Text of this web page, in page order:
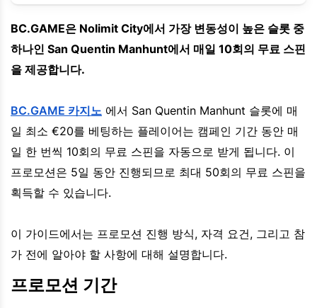
BC.GAME은 Nolimit City에서 가장 변동성이 높은 슬롯 중
하나인 San Quentin Manhunt에서 매일 10회의 무료 스핀
을 제공합니다.
BC.GAME 카지노 에서 San Quentin Manhunt 슬롯에 매
일 최소 €20를 베팅하는 플레이어는 캠페인 기간 동안 매
일 한 번씩 10회의 무료 스핀을 자동으로 받게 됩니다. 이
프로모션은 5일 동안 진행되므로 최대 50회의 무료 스핀을
획득할 수 있습니다.
이 가이드에서는 프로모션 진행 방식, 자격 요건, 그리고 참
가 전에 알아야 할 사항에 대해 설명합니다.
프로모션 기간